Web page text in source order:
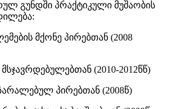
გუნდში პრაქტიკული მუშაობის
მქონე პირებთან (2008
(2010-2012წწ)
პირებთან (2008წ)